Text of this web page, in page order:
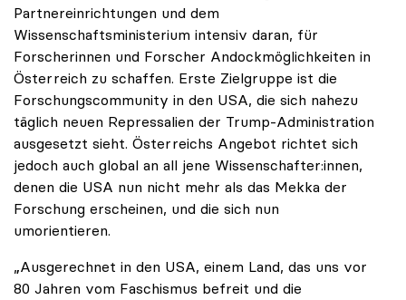
Partnereinrichtungen und dem
Wissenschaftsministerium intensiv daran, für
Forscherinnen und Forscher Andockmöglichkeiten in
Österreich zu schaffen. Erste Zielgruppe ist die
Forschungscommunity in den USA, die sich nahezu
täglich neuen Repressalien der Trump-Administration
ausgesetzt sieht. Österreichs Angebot richtet sich
jedoch auch global an all jene Wissenschafter:innen,
denen die USA nun nicht mehr als das Mekka der
Forschung erscheinen, und die sich nun
umorientieren.
„Ausgerechnet in den USA, einem Land, das uns vor
80 Jahren vom Faschismus befreit und die